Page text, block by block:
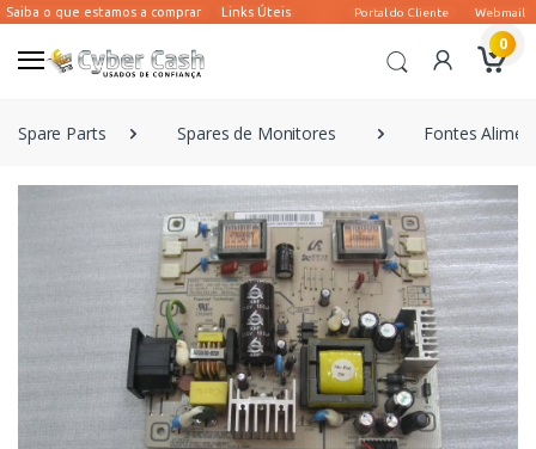
0
Spare Parts Spares de Monitores Fontes